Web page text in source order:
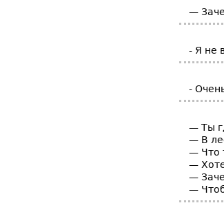
—
- Я не
-
— Ты
— В
— Что
—
—
—